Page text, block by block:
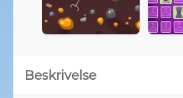
Beskrivelse